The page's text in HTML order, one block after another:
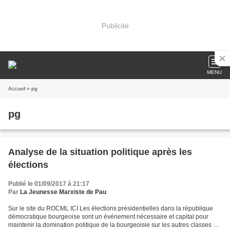
Publicité
MENU
Accueil » pg
pg
Analyse de la situation politique après les
élections
Publié le 01/09/2017 à 21:17
Par La Jeunesse Marxiste de Pau
Sur le site du ROCML ICI Les élections présidentielles dans la république
démocratique bourgeoise sont un événement nécessaire et capital pour
maintenir la domination politique de la bourgeoisie sur les autres classes de